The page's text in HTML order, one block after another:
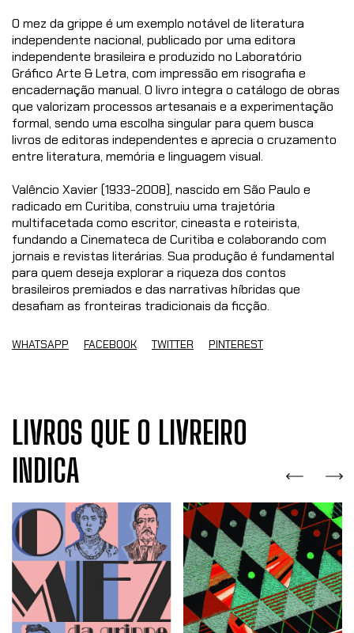
O mez da grippe é um exemplo notável de literatura
independente nacional, publicado por uma editora
independente brasileira e produzido no Laboratório
Gráfico Arte & Letra, com impressão em risografia e
encadernação manual. O livro integra o catálogo de obras
que valorizam processos artesanais e a experimentação
formal, sendo uma escolha singular para quem busca
livros de editoras independentes e aprecia o cruzamento
entre literatura, memória e linguagem visual.
Valêncio Xavier (1933-2008), nascido em São Paulo e
radicado em Curitiba, construiu uma trajetória
multifacetada como escritor, cineasta e roteirista,
fundando a Cinemateca de Curitiba e colaborando com
jornais e revistas literárias. Sua produção é fundamental
para quem deseja explorar a riqueza dos contos
brasileiros premiados e das narrativas híbridas que
desafiam as fronteiras tradicionais da ficção.
WHATSAPP FACEBOOK TWITTER PINTEREST
LIVROS QUE O LIVREIRO
INDICA